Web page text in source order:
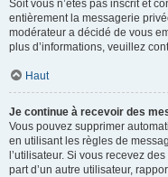
Soit vous n’êtes pas inscrit et
entièrement la messagerie
modérateur a décidé de vous
plus d’informations, veuillez
Haut
Je continue à recevoir des
Vous pouvez supprimer
en utilisant les règles de
l’utilisateur. Si vous recevez
part d’un autre utilisateur,